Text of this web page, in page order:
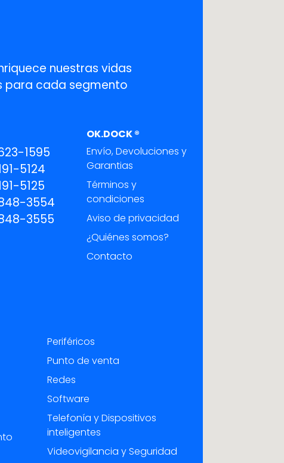
nuestras vidas
para cada segmento
1595
5124
5125
3554
3555
OK.DOCK ®
Envío, Devoluciones y
Garantias
Términos y
condiciones
Aviso de privacidad
¿Quiénes somos?
Contacto
Periféricos
Punto de venta
Redes
Software
Telefonía y Dispositivos
inteligentes
Videovigilancia y Seguridad